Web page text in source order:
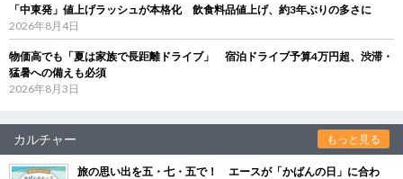
「中東発」値上げラッシュが本格化 飲食料品値上げ、約3年ぶりの多さに
2026年8月4日
物価高でも「夏は家族で長距離ドライブ」 宿泊ドライブ予算4万円超、渋滞・
猛暑への備えも必須
2026年8月3日
カルチャー もっと見る
旅の思い出を五・七・五で！ エースが「かばんの日」に合わ